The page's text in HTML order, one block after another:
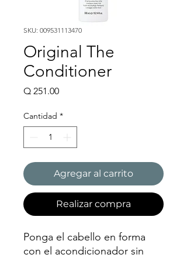
SKU: 009531113470
Original The
Conditioner
Q 251.00Precio
Cantidad *
Agregar al carrito
Realizar compra
Ponga el cabello en forma
con el acondicionador sin